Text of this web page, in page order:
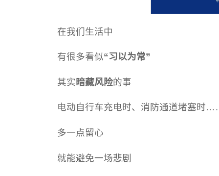
在我们生活中
有很多看似“习以为常”
其实暗藏风险的事
电动自行车充电时、消防通道堵塞时
多一点留心
就能避免一场悲剧